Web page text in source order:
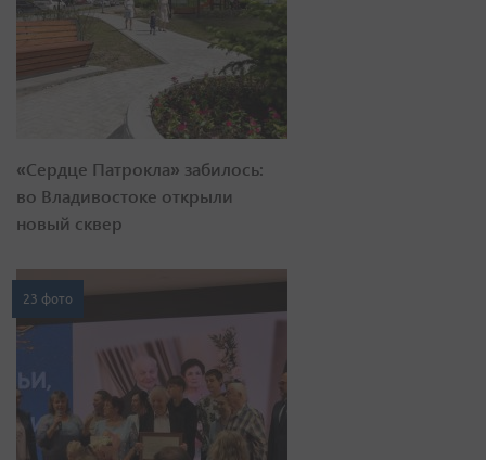
«Сердце Патрокла» забилось:
во Владивостоке открыли
новый сквер
23 фото